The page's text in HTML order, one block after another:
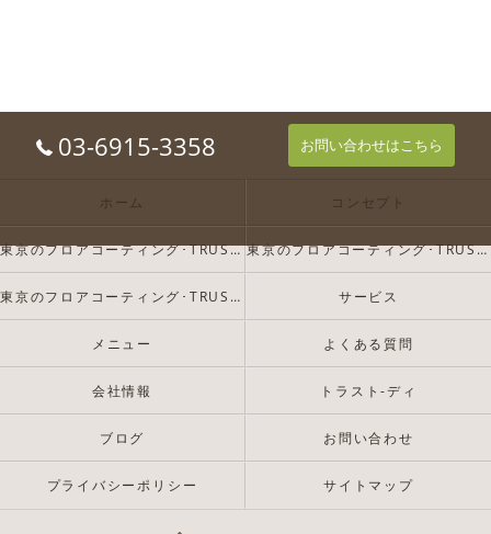
03-6915-3358 お問い合わせはこちら
ホーム コンセプト
東京のフロアコーティング･TRUST-Dの口コミ情報 東京のフロアコーティング･TRUST-Dの評判
東京のフロアコーティング･TRUST-Dのお客様の声 サービス
メニュー よくある質問
会社情報 トラスト-ディ
ブログ お問い合わせ
プライバシーポリシー サイトマップ